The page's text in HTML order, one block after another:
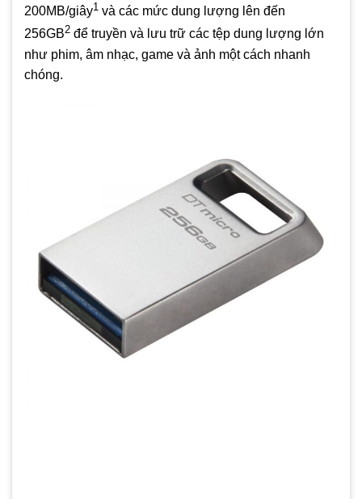
200MB/giây1 và các mức dung lượng lên đến
256GB2 để truyền và lưu trữ các tệp dung lượng lớn
như phim, âm nhạc, game và ảnh một cách nhanh
chóng.